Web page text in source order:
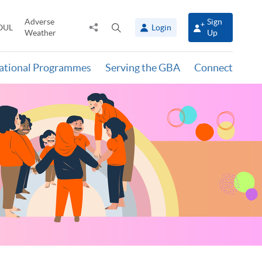
Adverse
Weather
Share
panel
Login
Sign
Up
Programmes Serving the GBA Connect